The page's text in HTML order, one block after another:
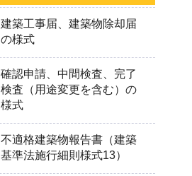
建築工事届、建築物除却届
の様式
確認申請、中間検査、完了
検査（用途変更を含む）の
様式
不適格建築物報告書（建築
基準法施行細則様式13）